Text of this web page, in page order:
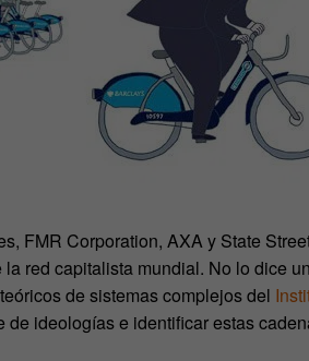
FMR Corporation, AXA y State
red capitalista mundial. No lo dice
de sistemas complejos del
de ideologías e identificar estas